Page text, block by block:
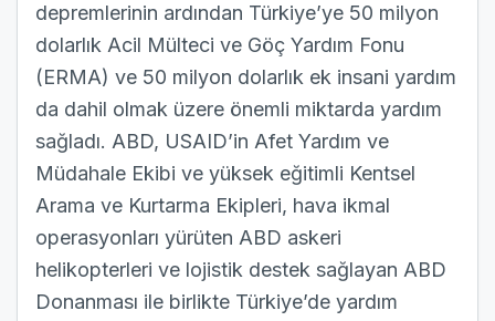
depremlerinin ardından Türkiye’ye 50 milyon
dolarlık Acil Mülteci ve Göç Yardım Fonu
(ERMA) ve 50 milyon dolarlık ek insani yardım
da dahil olmak üzere önemli miktarda yardım
sağladı. ABD, USAID’in Afet Yardım ve
Müdahale Ekibi ve yüksek eğitimli Kentsel
Arama ve Kurtarma Ekipleri, hava ikmal
operasyonları yürüten ABD askeri
helikopterleri ve lojistik destek sağlayan ABD
Donanması ile birlikte Türkiye’de yardım